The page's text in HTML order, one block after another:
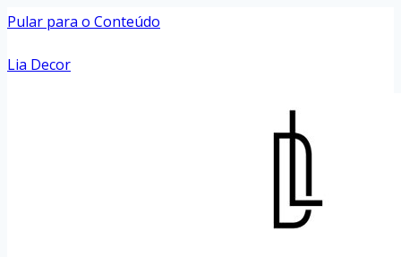
Pular para o Conteúdo
Lia Decor